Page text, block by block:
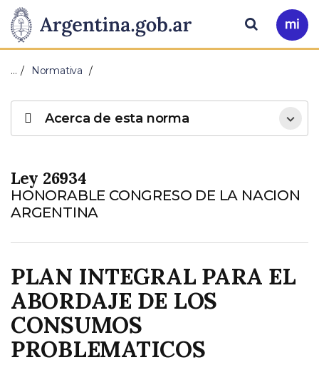
Presidencia
de
Nación
Pasar al contenido principal
Ir
a
Buscar
… Normativa
Ley 26934
HONORABLE CONGRESO DE LA NACION
ARGENTINA
PLAN INTEGRAL PARA EL
ABORDAJE DE LOS
CONSUMOS
PROBLEMATICOS
Acerca de esta norma